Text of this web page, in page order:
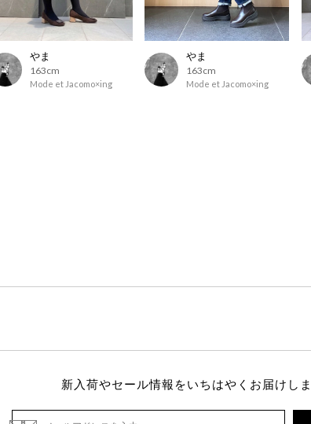
やま
163cm
Mode et Jacomo×ing
やま
163cm
Mode et Jacomo×ing
新入荷やセール情報をいちはやくお届けしま